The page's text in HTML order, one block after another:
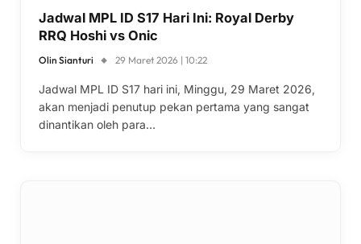
Jadwal MPL ID S17 Hari Ini: Royal Derby
RRQ Hoshi vs Onic
Olin Sianturi 29 Maret 2026 | 10:22
Jadwal MPL ID S17 hari ini, Minggu, 29 Maret 2026,
akan menjadi penutup pekan pertama yang sangat
dinantikan oleh para…